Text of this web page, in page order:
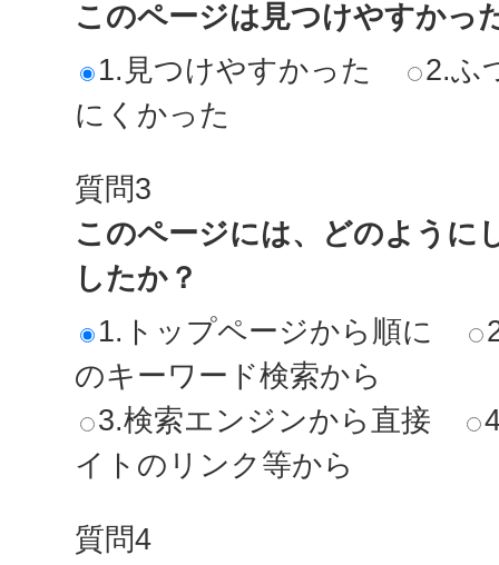
このページは見つけやすかっ
1.見つけやすかった
2.ふ
にくかった
質問3
このページには、どのように
したか？
1.トップページから順に
のキーワード検索から
3.検索エンジンから直接
イトのリンク等から
質問4